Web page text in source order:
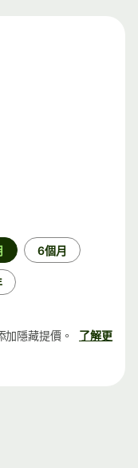
6個月
隱藏提價。
了解更